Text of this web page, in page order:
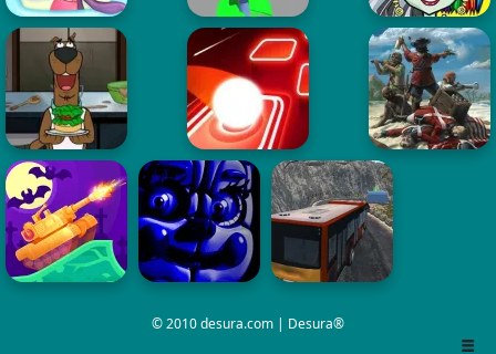
© 2010 desura.com | Desura®